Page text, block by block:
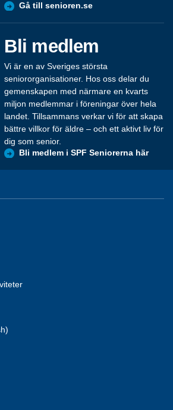
Gå till senioren.se
Bli medlem
Vi är en av Sveriges största
seniororganisationer. Hos oss delar du
gemenskapen med närmare en kvarts
miljon medlemmar i föreningar över hela
landet. Tillsammans verkar vi för att skapa
bättre villkor för äldre – och ett aktivt liv för
dig som senior.
Bli medlem i SPF Seniorerna här